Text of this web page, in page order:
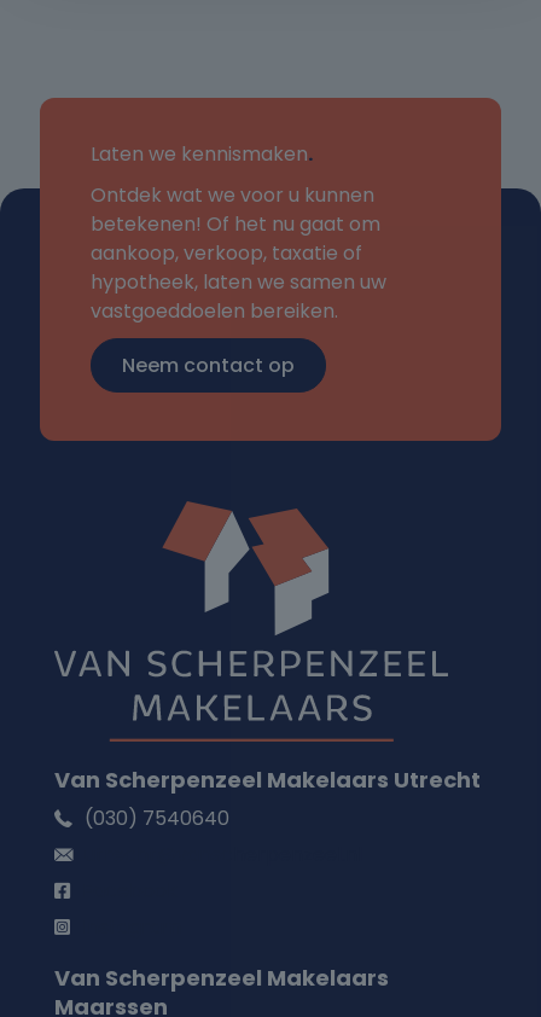
van 2 jaar;
- Huisdieren zijn niet toegestaan.
Als u vragen heeft, neem dan telefonisch contact
met ons op.
Laten we kennismaken.
Ontdek wat we voor u kunnen
betekenen! Of het nu gaat om
aankoop, verkoop, taxatie of
hypotheek, laten we samen uw
vastgoeddoelen bereiken.
Neem contact op
Van Scherpenzeel Makelaars Utrecht
(030) 7540640
Van Scherpenzeel Makelaars
Maarssen